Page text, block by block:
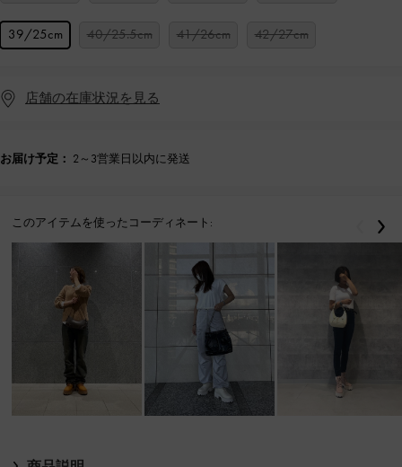
39/25cm 40/25.5cm 41/26cm 42/27cm
店舗の在庫状況を見る
お届け予定： 2～3営業日以内に発送
このアイテムを使ったコーディネート: 戻る